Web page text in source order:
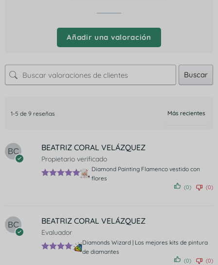
Añadir una valoración
Buscar
1-5 de 9 reseñas
BEATRIZ CORAL VELÁZQUEZ
Propietario verificado
Diamond Painting Flamenco vestido con
flores
(0) (0)
BEATRIZ CORAL VELÁZQUEZ
Evaluador
Diamonds Wizard | Los mejores kits de pintura
de diamantes
(0) (0)